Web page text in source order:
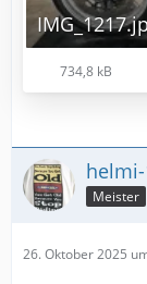
734,8 kB
helmi-
Meister
26. Oktober 2025